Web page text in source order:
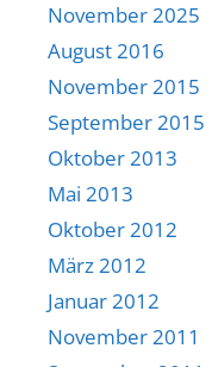
November 2025
August 2016
November 2015
September 2015
Oktober 2013
Mai 2013
Oktober 2012
März 2012
Januar 2012
November 2011